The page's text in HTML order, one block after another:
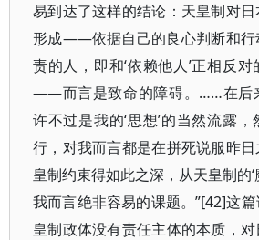
易到达了这样的结论：天皇制对
形成——依据自己的良心判断和行
责的人，即和‘依赖他人’正相反
——而言是致命的障碍。……在后
许不过是我的‘思想’的当然流露
行，对我而言都是在拼死说服昨
皇制约束得如此之深，从天皇制的
我而言绝非容易的课题。”[42]这
皇制政体没有责任主体的本质，